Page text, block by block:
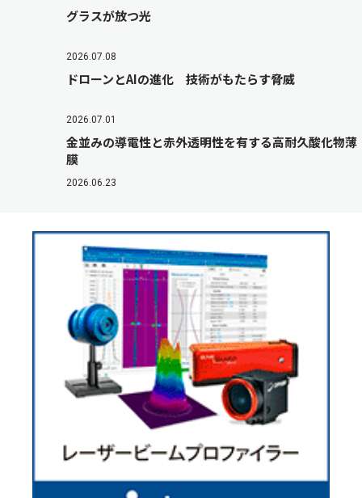
グラスが放つ光
2026.07.08
ドローンとAIの進化 技術がもたらす脅威
2026.07.01
金並みの導電性と赤外透明性を有する高耐久酸化物薄
膜
2026.06.23